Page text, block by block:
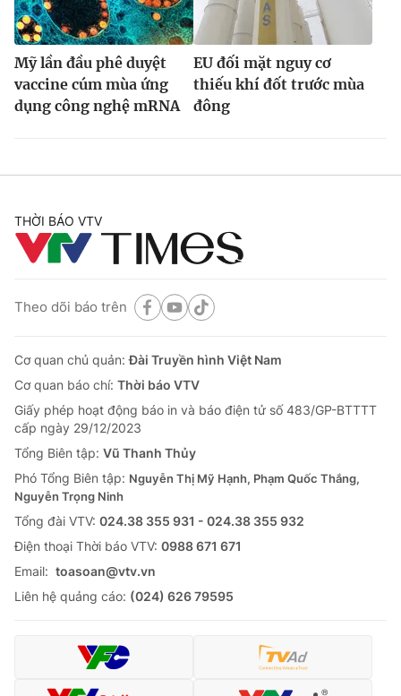
Mỹ lần đầu phê duyệt
vaccine cúm mùa ứng
dụng công nghệ mRNA
EU đối mặt nguy cơ
thiếu khí đốt trước mùa
đông
THỜI BÁO VTV
Theo dõi báo trên
Cơ quan chủ quản:Đài Truyền hình Việt Nam
Cơ quan báo chí: Thời báo VTV
Giấy phép hoạt động báo in và báo điện tử số 483/GP-BTTTT
cấp ngày 29/12/2023
Tổng Biên tập: Vũ Thanh Thủy
Phó Tổng Biên tập: Nguyễn Thị Mỹ Hạnh, Phạm Quốc Thắng,
Nguyễn Trọng Ninh
Tổng đài VTV: 024.38 355 931 - 024.38 355 932
Ðiện thoại Thời báo VTV: 0988 671 671
Email: toasoan@vtv.vn
Liên hệ quảng cáo: (024) 626 79595